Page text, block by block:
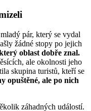
pár, který se vydal
žádné stopy po jejich
oblast dobře znal.
ale okolnosti jeho
skupina turistů, kteří se
opuštěné, ale po nich
záhadných událostí.